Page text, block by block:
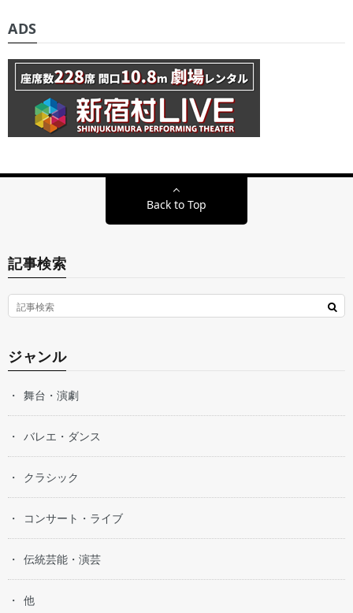
ADS
Back to Top
記事検索
ジャンル
舞台・演劇
バレエ・ダンス
クラシック
コンサート・ライブ
伝統芸能・演芸
他